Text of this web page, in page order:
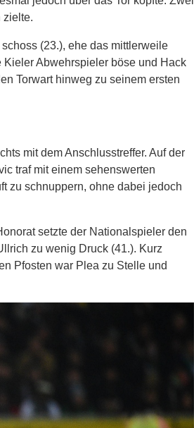
zielte.
(23.), ehe das mittlerweile
Abwehrspieler böse und Hack
Torwart hinweg zu seinem ersten
mit dem Anschlusstreffer. Auf der
traf mit einem sehenswerten
zu schnuppern, ohne dabei jedoch
setzte der Nationalspieler den
zu wenig Druck (41.). Kurz
Pfosten war Plea zu Stelle und